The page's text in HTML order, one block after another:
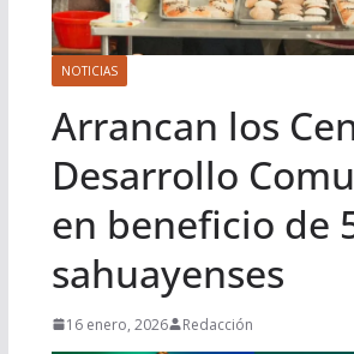
NOTICIAS
Arrancan los
Desarrollo
en beneficio de
sahuayenses
16 enero, 2026 Redacción